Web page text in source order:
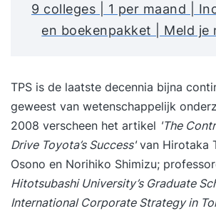
9 colleges | 1 per maand |
en boekenpakket | Meld je
TPS is de laatste decennia bijna
geweest van wetenschappelijk
2008 verscheen het artikel 'The
Drive Toyota’s Success'van Hirotaka
Osono en Norihiko Shimizu;
Hitotsubashi University’s Graduate
International Corporate Strategy in